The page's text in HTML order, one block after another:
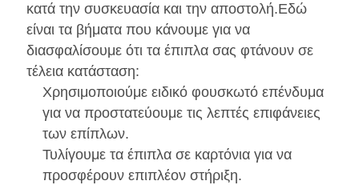
κατά την συσκευασία και την αποστολή.Εδώ
είναι τα βήματα που κάνουμε για να
διασφαλίσουμε ότι τα έπιπλα σας φτάνουν σε
τέλεια κατάσταση:
Χρησιμοποιούμε ειδικό φουσκωτό επένδυμα
για να προστατεύουμε τις λεπτές επιφάνειες
των επίπλων.
Τυλίγουμε τα έπιπλα σε καρτόνια για να
προσφέρουν επιπλέον στήριξη.